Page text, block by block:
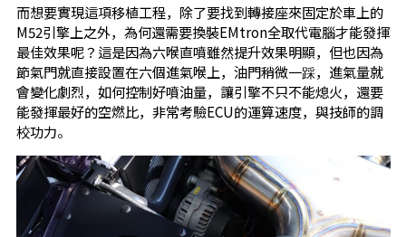
而想要實現這項移植工程，除了要找到轉接座來固定於車上的
M52引擎上之外，為何還需要換裝EMtron全取代電腦才能發揮
最佳效果呢？這是因為六喉直噴雖然提升效果明顯，但也因為
節氣門就直接設置在六個進氣喉上，油門稍微一踩，進氣量就
會變化劇烈，如何控制好噴油量，讓引擎不只不能熄火，還要
能發揮最好的空燃比，非常考驗ECU的運算速度，與技師的調
校功力。